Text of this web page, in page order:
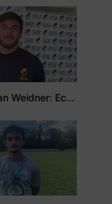
Stejarul Logan Weidner: Echipa a muncit mult, iar asta se va vedea în meciurile de la Nations Cup